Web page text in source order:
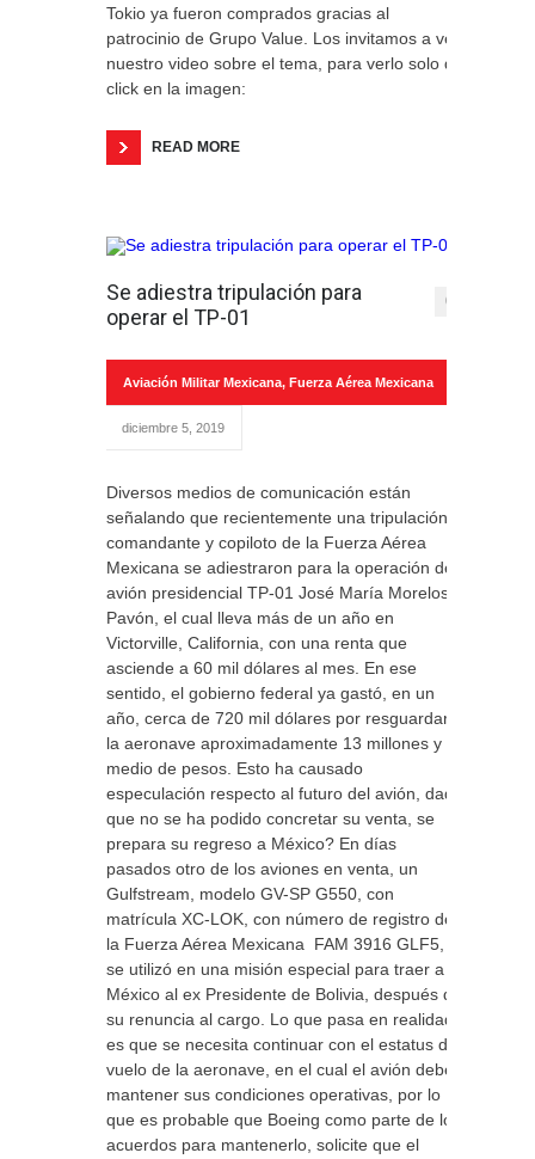
Tokio ya fueron comprados gracias al
patrocinio de Grupo Value. Los invitamos a ver
nuestro video sobre el tema, para verlo solo da
click en la imagen:
READ MORE
Se adiestra tripulación para
operar el TP-01
0
Aviación Militar Mexicana, Fuerza Aérea Mexicana
diciembre 5, 2019
Diversos medios de comunicación están
señalando que recientemente una tripulación,
comandante y copiloto de la Fuerza Aérea
Mexicana se adiestraron para la operación del
avión presidencial TP-01 José María Morelos y
Pavón, el cual lleva más de un año en
Victorville, California, con una renta que
asciende a 60 mil dólares al mes. En ese
sentido, el gobierno federal ya gastó, en un
año, cerca de 720 mil dólares por resguardar
la aeronave aproximadamente 13 millones y
medio de pesos. Esto ha causado
especulación respecto al futuro del avión, dado
que no se ha podido concretar su venta, se
prepara su regreso a México? En días
pasados otro de los aviones en venta, un
Gulfstream, modelo GV-SP G550, con
matrícula XC-LOK, con número de registro de
la Fuerza Aérea Mexicana FAM 3916 GLF5,
se utilizó en una misión especial para traer a
México al ex Presidente de Bolivia, después de
su renuncia al cargo. Lo que pasa en realidad
es que se necesita continuar con el estatus de
vuelo de la aeronave, en el cual el avión debe
mantener sus condiciones operativas, por lo
que es probable que Boeing como parte de los
acuerdos para mantenerlo, solicite que el